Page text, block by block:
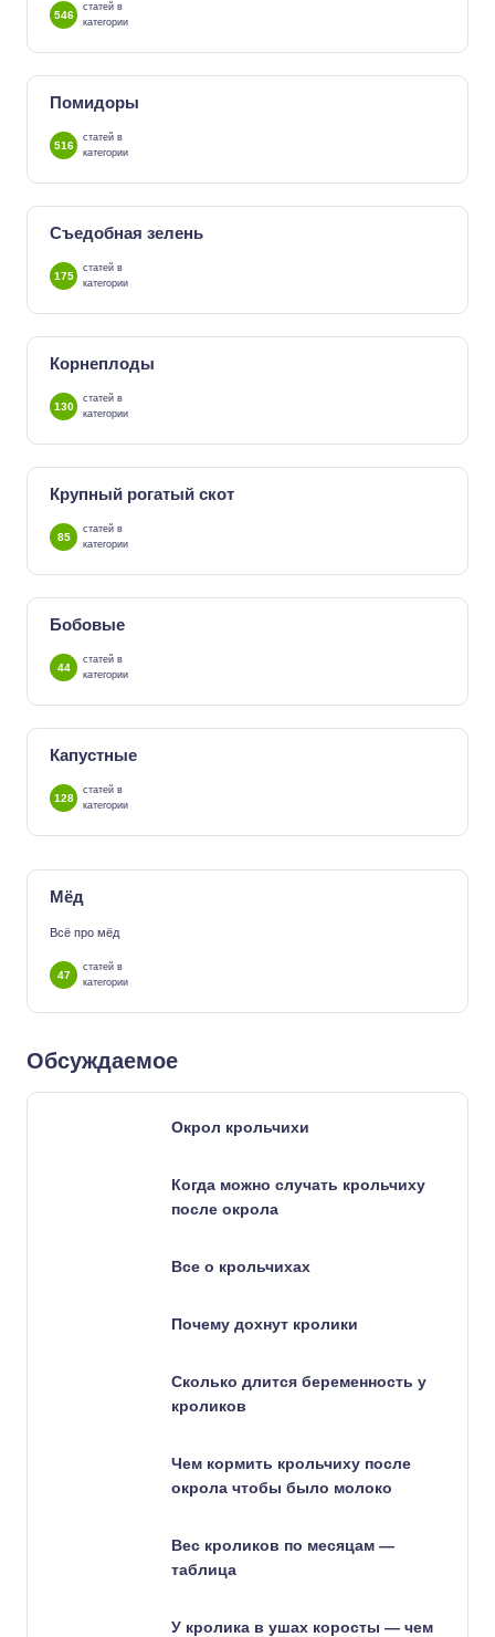
546
статей в
категории
Помидоры
516
статей в
категории
Съедобная зелень
175
статей в
категории
Корнеплоды
130
статей в
категории
Крупный рогатый скот
85
статей в
категории
Бобовые
44
статей в
категории
Капустные
128
статей в
категории
Мёд
Всё про мёд
47
статей в
категории
Обсуждаемое
Окрол крольчихи
Когда можно случать крольчиху
после окрола
Все о крольчихах
Почему дохнут кролики
Сколько длится беременность у
кроликов
Чем кормить крольчиху после
окрола чтобы было молоко
Вес кроликов по месяцам —
таблица
У кролика в ушах коросты — чем